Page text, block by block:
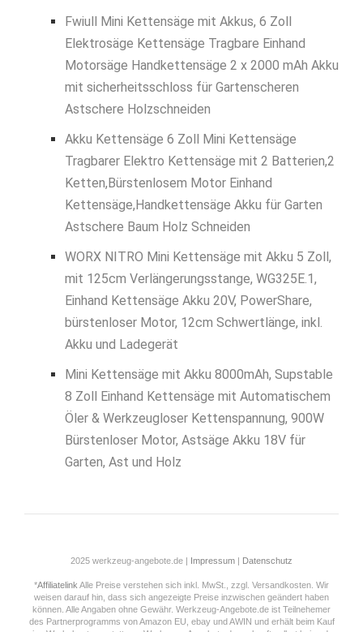
Fwiull Mini Kettensäge mit Akkus, 6 Zoll
Elektrosäge Kettensäge Tragbare Einhand
Motorsäge Handkettensäge 2 x 2000 mAh Akku
mit sicherheitsschloss für Gartenscheren
Astschere Holzschneiden
Akku Kettensäge 6 Zoll Mini Kettensäge
Tragbarer Elektro Kettensäge mit 2 Batterien,2
Ketten,Bürstenlosem Motor Einhand
Kettensäge,Handkettensäge Akku für Garten
Astschere Baum Holz Schneiden
WORX NITRO Mini Kettensäge mit Akku 5 Zoll,
mit 125cm Verlängerungsstange, WG325E.1,
Einhand Kettensäge Akku 20V, PowerShare,
bürstenloser Motor, 12cm Schwertlänge, inkl.
Akku und Ladegerät
Mini Kettensäge mit Akku 8000mAh, Supstable
8 Zoll Einhand Kettensäge mit Automatischem
Öler & Werkzeugloser Kettenspannung, 900W
Bürstenloser Motor, Astsäge Akku 18V für
Garten, Ast und Holz
2025 werkzeug-angebote.de | Impressum | Datenschutz
*Affiliatelink Alle Preise verstehen sich inkl. MwSt., zzgl. Versandkosten. Wir
weisen darauf hin, dass sich angezeigte Preise inzwischen geändert haben
können. Alle Angaben ohne Gewähr. Werkzeug-Angebote.de ist Teilnehemer
des Partnerprogramms von Amazon EU, ebay und AWIN und erhält beim Kauf